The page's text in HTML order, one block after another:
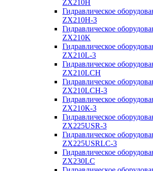
ZX210H
Гидравлическое
ZX210H-3
Гидравлическое
ZX210K
Гидравлическое
ZX210L-3
Гидравлическое
ZX210LCH
Гидравлическое
ZX210LCH-3
Гидравлическое
ZX210К-3
Гидравлическое
ZX225USR-3
Гидравлическое
ZX225USRLC-3
Гидравлическое
ZX230LC